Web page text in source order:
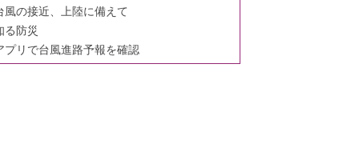
風の接近、上陸に備えて
る防災
プリで台風進路予報を確認